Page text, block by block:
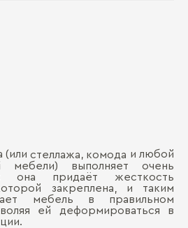
(илистеллажа комода и любой
мебели) выполняет очень
она придаёт жесткость
закреплена, и таким
мебель в правильном
ей деформироваться в